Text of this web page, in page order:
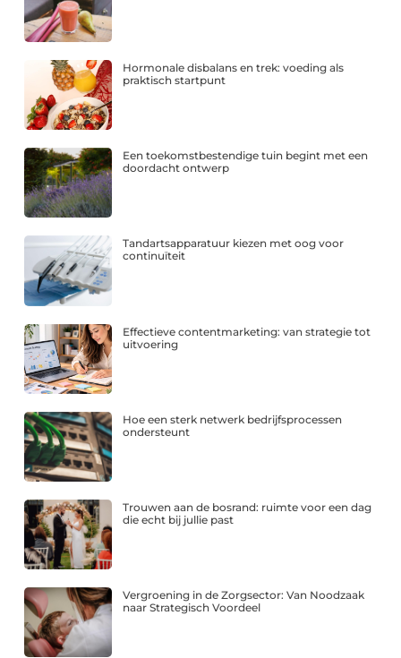
Hormonale disbalans en trek: voeding als
praktisch startpunt
Een toekomstbestendige tuin begint met een
doordacht ontwerp
Tandartsapparatuur kiezen met oog voor
continuïteit
Effectieve contentmarketing: van strategie tot
uitvoering
Hoe een sterk netwerk bedrijfsprocessen
ondersteunt
Trouwen aan de bosrand: ruimte voor een dag
die echt bij jullie past
Vergroening in de Zorgsector: Van Noodzaak
naar Strategisch Voordeel